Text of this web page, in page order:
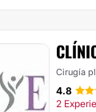
Cirugía
4.8
2